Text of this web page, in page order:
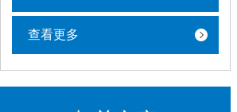
查看更多